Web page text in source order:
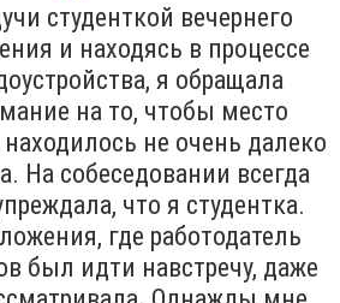
студенткой вечернего
и находясь в процессе
я обращала
на то, чтобы место
не очень далеко
На собеседовании всегда
что я студентка.
где работодатель
был идти навстречу, даже